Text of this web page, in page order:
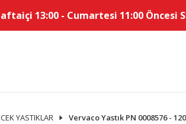
13:00 - Cumartesi 11:00 Öncesi
YASTIKLAR Vervaco Yastık PN 0008576 -